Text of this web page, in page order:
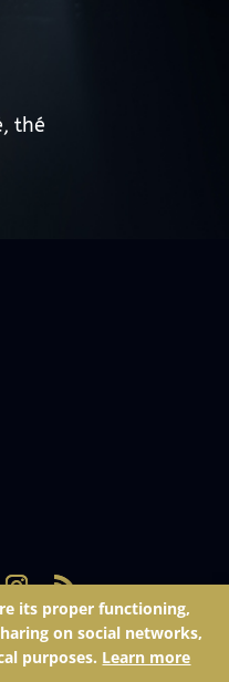
thé
© 2025 - L'affenage | Tél.:
| Numéro
BE
its proper functioning,
on social networks,
purposes. Learn more